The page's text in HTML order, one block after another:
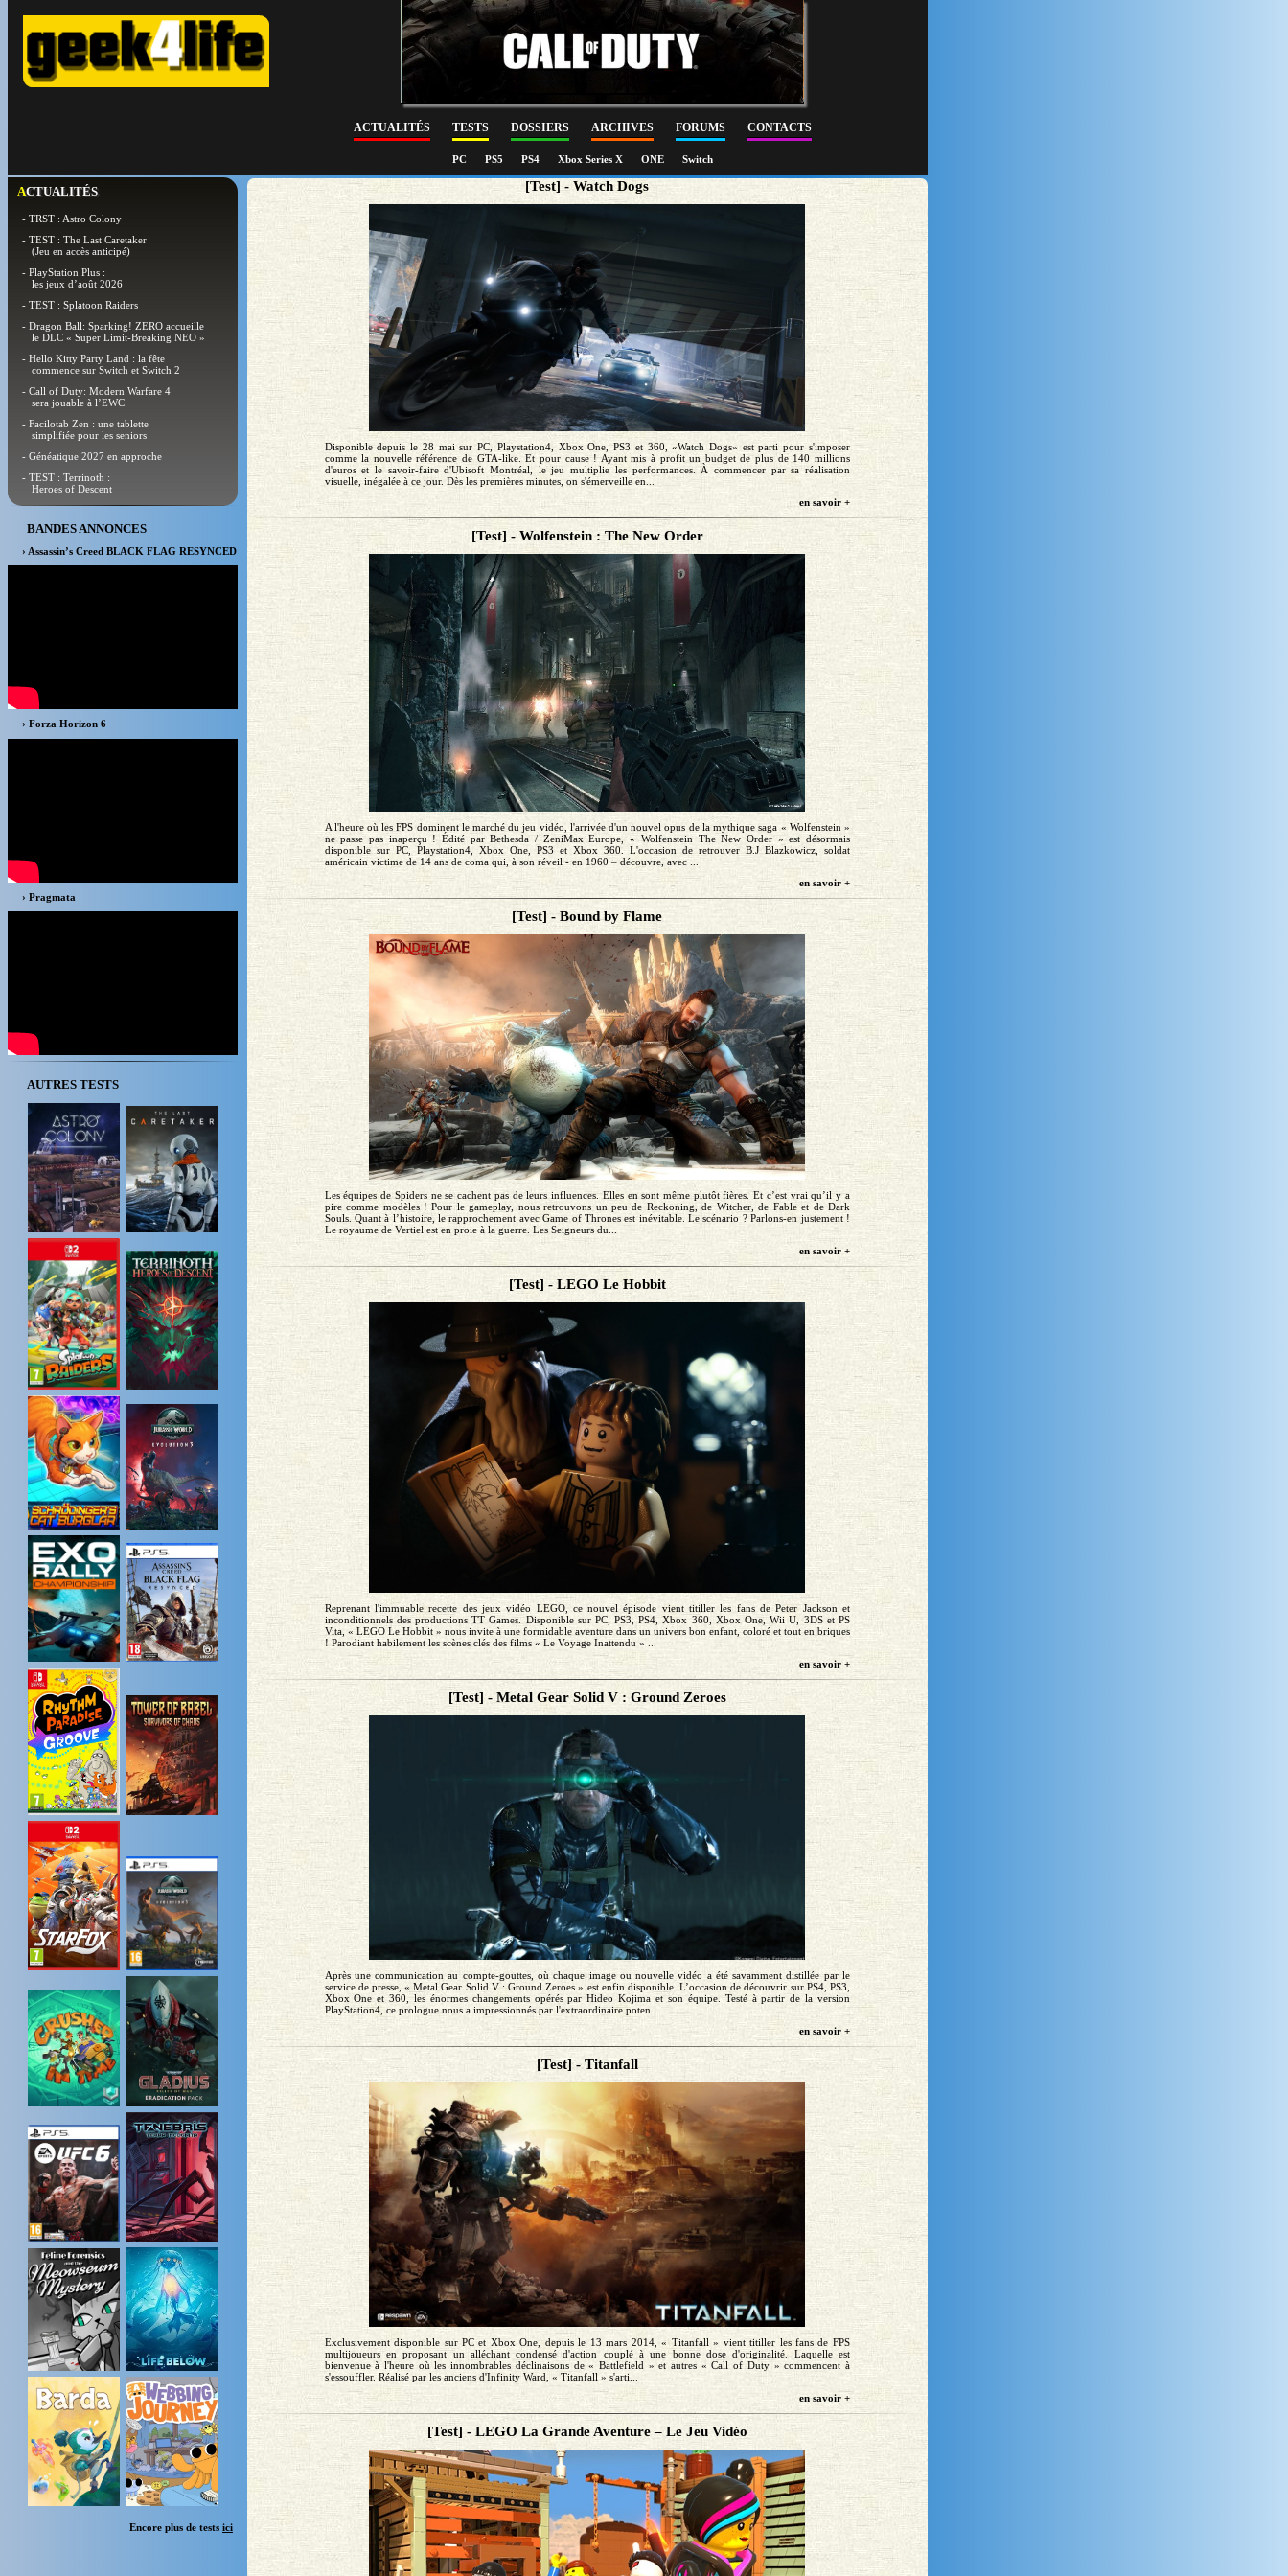
ACTUALITÉS TESTS DOSSIERS ARCHIVES FORUMS CONTACTS
PC PS5 PS4 Xbox Series X ONE Switch
ACTUALITÉS
- TRST : Astro Colony
- TEST : The Last Caretaker
(Jeu en accès anticipé)
- PlayStation Plus :
les jeux d’août 2026
- TEST : Splatoon Raiders
- Dragon Ball: Sparking! ZERO accueille
le DLC « Super Limit-Breaking NEO »
- Hello Kitty Party Land : la fête
commence sur Switch et Switch 2
- Call of Duty: Modern Warfare 4
sera jouable à l’EWC
- Facilotab Zen : une tablette
simplifiée pour les seniors
- Généatique 2027 en approche
- TEST : Terrinoth :
Heroes of Descent
BANDES ANNONCES
› Assassin’s Creed BLACK FLAG RESYNCED
› Forza Horizon 6
› Pragmata
AUTRES TESTS
Encore plus de tests ici
[Test] - Watch Dogs
Disponible depuis le 28 mai sur PC, Playstation4, Xbox One, PS3 et 360, «Watch Dogs» est parti pour s'imposer
comme la nouvelle référence de GTA-like. Et pour cause ! Ayant mis à profit un budget de plus de 140 millions
d'euros et le savoir-faire d'Ubisoft Montréal, le jeu multiplie les performances. À commencer par sa réalisation
visuelle, inégalée à ce jour. Dès les premières minutes, on s'émerveille en...
en savoir +
[Test] - Wolfenstein : The New Order
A l'heure où les FPS dominent le marché du jeu vidéo, l'arrivée d'un nouvel opus de la mythique saga « Wolfenstein »
ne passe pas inaperçu ! Édité par Bethesda / ZeniMax Europe, « Wolfenstein The New Order » est désormais
disponible sur PC, Playstation4, Xbox One, PS3 et Xbox 360. L'occasion de retrouver B.J Blazkowicz, soldat
américain victime de 14 ans de coma qui, à son réveil - en 1960 – découvre, avec ...
en savoir +
[Test] - Bound by Flame
Les équipes de Spiders ne se cachent pas de leurs influences. Elles en sont même plutôt fières. Et c’est vrai qu’il y a
pire comme modèles ! Pour le gameplay, nous retrouvons un peu de Reckoning, de Witcher, de Fable et de Dark
Souls. Quant à l’histoire, le rapprochement avec Game of Thrones est inévitable. Le scénario ? Parlons-en justement !
Le royaume de Vertiel est en proie à la guerre. Les Seigneurs du...
en savoir +
[Test] - LEGO Le Hobbit
Reprenant l'immuable recette des jeux vidéo LEGO, ce nouvel épisode vient titiller les fans de Peter Jackson et
inconditionnels des productions TT Games. Disponible sur PC, PS3, PS4, Xbox 360, Xbox One, Wii U, 3DS et PS
Vita, « LEGO Le Hobbit » nous invite à une formidable aventure dans un univers bon enfant, coloré et tout en briques
! Parodiant habilement les scènes clés des films « Le Voyage Inattendu » ...
en savoir +
[Test] - Metal Gear Solid V : Ground Zeroes
Après une communication au compte-gouttes, où chaque image ou nouvelle vidéo a été savamment distillée par le
service de presse, « Metal Gear Solid V : Ground Zeroes » est enfin disponible. L’occasion de découvrir sur PS4, PS3,
Xbox One et 360, les énormes changements opérés par Hideo Kojima et son équipe. Testé à partir de la version
PlayStation4, ce prologue nous a impressionnés par l'extraordinaire poten...
en savoir +
[Test] - Titanfall
Exclusivement disponible sur PC et Xbox One, depuis le 13 mars 2014, « Titanfall » vient titiller les fans de FPS
multijoueurs en proposant un alléchant condensé d'action couplé à une bonne dose d'originalité. Laquelle est
bienvenue à l'heure où les innombrables déclinaisons de « Battlefield » et autres « Call of Duty » commencent à
s'essouffler. Réalisé par les anciens d'Infinity Ward, « Titanfall » s'arti...
en savoir +
[Test] - LEGO La Grande Aventure – Le Jeu Vidéo